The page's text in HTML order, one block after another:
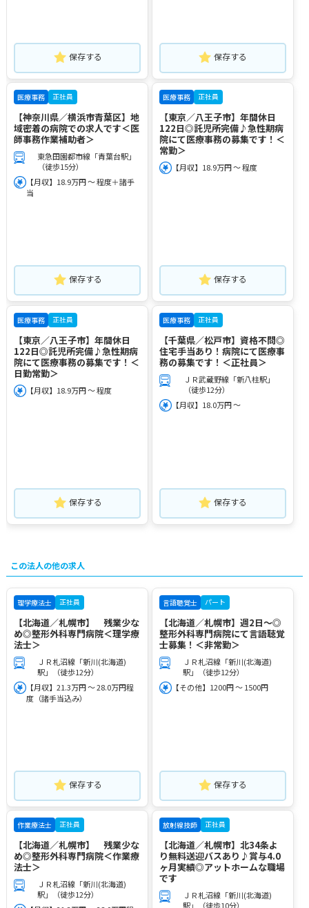
保存する 保存する
医療事務 正社員
【神奈川県／横浜市青葉区】地
域密着の病院での求人です＜医
師事務作業補助者＞
東急田園都市線「青葉台駅」
（徒歩15分）
【月収】18.9万円 ～ 程度＋諸手
当
保存する
医療事務 正社員
【東京／八王子市】年間休日
122日◎託児所完備♪急性期病
院にて医療事務の募集です！＜
常勤＞
【月収】18.9万円 ～ 程度
保存する
医療事務 正社員
【東京／八王子市】年間休日
122日◎託児所完備♪急性期病
院にて医療事務の募集です！＜
日勤常勤＞
【月収】18.9万円 ～ 程度
保存する
医療事務 正社員
【千葉県／松戸市】資格不問◎
住宅手当あり！病院にて医療事
務の募集です！＜正社員＞
ＪＲ武蔵野線「新八柱駅」
（徒歩12分）
【月収】18.0万円 ～
保存する
この法人の他の求人
理学療法士 正社員
【北海道／札幌市】 残業少な
め◎整形外科専門病院＜理学療
法士＞
ＪＲ札沼線「新川(北海道)
駅」（徒歩12分）
【月収】21.3万円 ～ 28.0万円程
度（諸手当込み）
保存する
言語聴覚士 パート
【北海道／札幌市】週2日～◎
整形外科専門病院にて言語聴覚
士募集！＜非常勤＞
ＪＲ札沼線「新川(北海道)
駅」（徒歩12分）
【その他】1200円 ～ 1500円
保存する
作業療法士 正社員
【北海道／札幌市】 残業少な
め◎整形外科専門病院＜作業療
法士＞
ＪＲ札沼線「新川(北海道)
駅」（徒歩12分）
放射線技師 正社員
【北海道／札幌市】北34条よ
り無料送迎バスあり♪賞与4.0
ヶ月実績◎アットホームな職場
です
ＪＲ札沼線「新川(北海道)
駅」（徒歩10分）